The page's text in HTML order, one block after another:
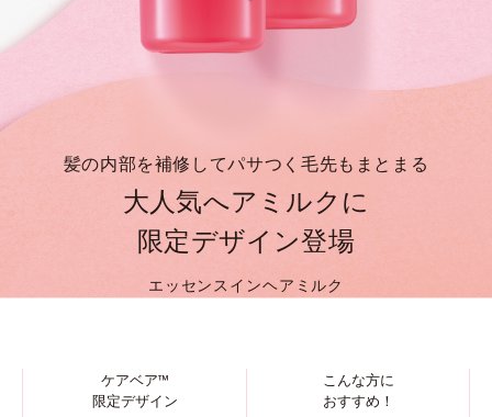
髪の内部を補修してパサつく毛先もまとまる
大人気へアミルクに
限定デザイン登場
エッセンスインヘアミルク
ケアベア™
限定デザイン
こんな方に
おすすめ！